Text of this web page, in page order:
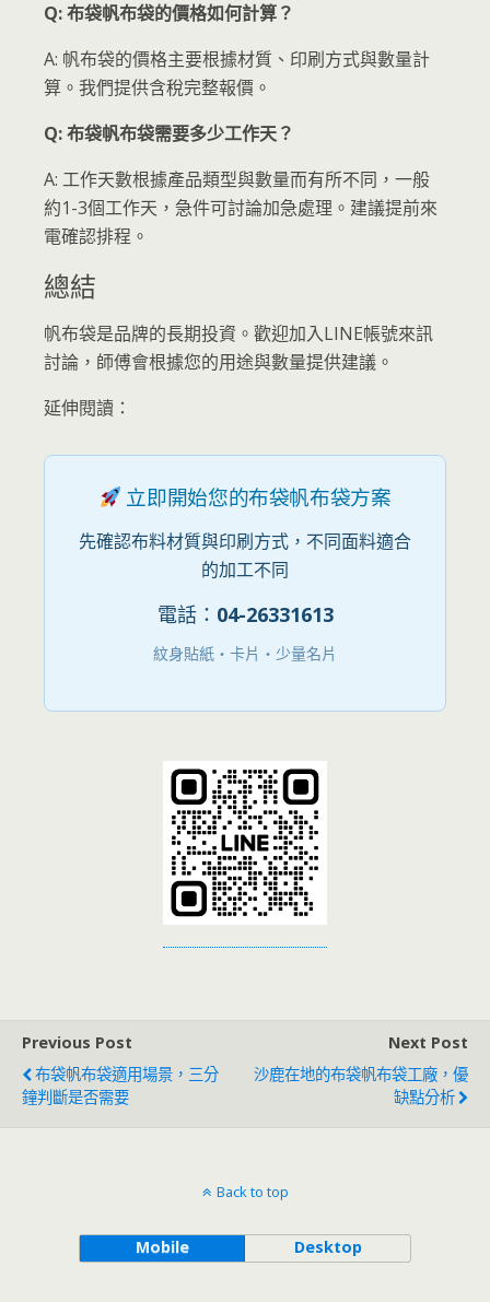
Q: 布袋帆布袋的價格如何計算？
A: 帆布袋的價格主要根據材質、印刷方式與數量計
算。我們提供含稅完整報價。
Q: 布袋帆布袋需要多少工作天？
A: 工作天數根據產品類型與數量而有所不同，一般
約1-3個工作天，急件可討論加急處理。建議提前來
電確認排程。
總結
帆布袋是品牌的長期投資。歡迎加入LINE帳號來訊
討論，師傅會根據您的用途與數量提供建議。
延伸閱讀：
立即開始您的布袋帆布袋方案
先確認布料材質與印刷方式，不同面料適合
的加工不同
電話： 04-26331613
紋身貼紙・卡片・少量名片
Previous Post
布袋帆布袋適用場景，三分
鐘判斷是否需要
Next Post
沙鹿在地的布袋帆布袋工廠，優
缺點分析
Back to top
Mobile Desktop